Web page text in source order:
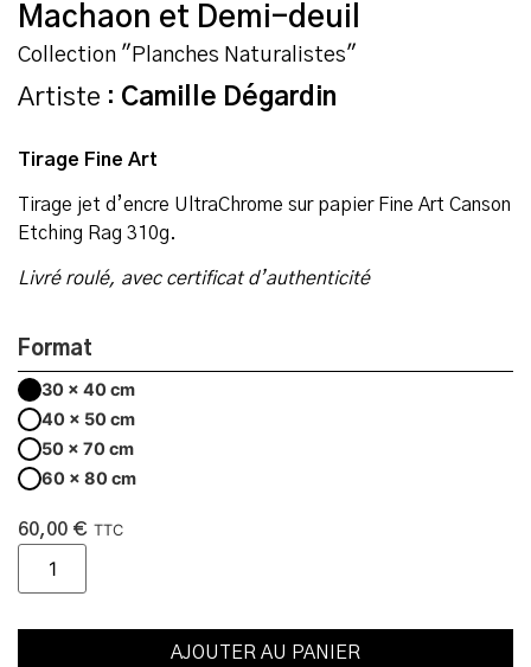
Machaon et Demi-deuil
Collection "Planches Naturalistes"
Artiste : Camille Dégardin
Tirage Fine Art
Tirage jet d’encre UltraChrome sur papier Fine Art Canson
Etching Rag 310g.
Livré roulé, avec certificat d’authenticité
Format
30 x 40 cm
40 x 50 cm
50 x 70 cm
60 x 80 cm
60,00 € TTC
AJOUTER AU PANIER